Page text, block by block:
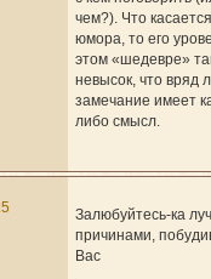
чем?). Что касается
юмора, то его
этом «шедевре»
невысок, что вряд
замечание имеет
либо смысл.
Залюбуйтесь-ка
причинами,
Вас